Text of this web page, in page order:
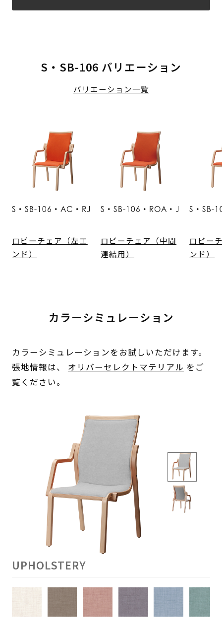
S・SB-106 バリエーション
バリエーション一覧
S・SB-106・AC・RJ
ロビーチェア（左エ
ンド）
S・SB-106・ROA・J
ロビーチェア（中間
連結用）
S・SB-
ロビー
ンド）
カラーシミュレーション
カラーシミュレーションをお試しいただけます。
張地情報は、 オリバーセレクトマテリアル をご
覧ください。
UPHOLSTERY